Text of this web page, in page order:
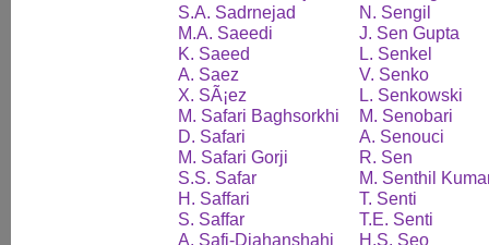
S.A. Sadrnejad
M.A. Saeedi
K. Saeed
A. Saez
X. SÃ¡ez
M. Safari Baghsorkhi
D. Safari
M. Safari Gorji
S.S. Safar
H. Saffari
S. Saffar
A. Safi-Djahanshahi
N. Sengil
J. Sen Gupta
L. Senkel
V. Senko
L. Senkowski
M. Senobari
A. Senouci
R. Sen
M. Senthil
T. Senti
T.E. Senti
H.S. Seo